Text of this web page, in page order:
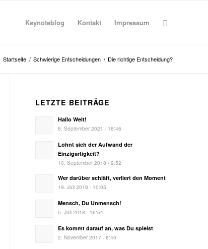
Keynoteblog Kontakt Impressum
Startseite / Schwierige Entscheidungen / Die richtige Entscheidung?
LETZTE BEITRÄGE
Hallo Welt!
8. September 2021 - 18:46
Lohnt sich der Aufwand der
Einzigartigkeit?
10. September 2018 - 9:52
Wer darüber schläft, verliert den Moment
19. Juli 2018 - 10:05
Mensch, Du Unmensch!
5. Juli 2018 - 16:54
Es kommt darauf an, was Du spielst
2. November 2017 - 8:40